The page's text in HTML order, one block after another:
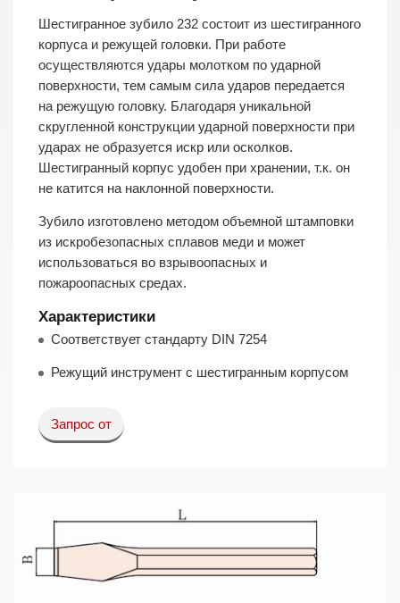
Шестигранное зубило 232 состоит из шестигранного
корпуса и режущей головки. При работе
осуществляются удары молотком по ударной
поверхности, тем самым сила ударов передается
на режущую головку. Благодаря уникальной
скругленной конструкции ударной поверхности при
ударах не образуется искр или осколков.
Шестигранный корпус удобен при хранении, т.к. он
не катится на наклонной поверхности.
Зубило изготовлено методом объемной штамповки
из искробезопасных сплавов меди и может
использоваться во взрывоопасных и
пожароопасных средах.
Характеристики
Соответствует стандарту DIN 7254
Режущий инструмент с шестигранным корпусом
Запрос от